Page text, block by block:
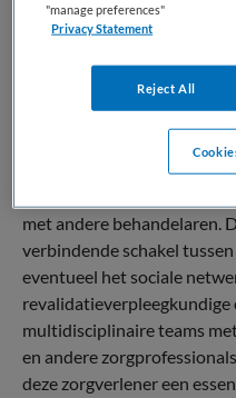
verpleegkundige
herstelprocessen en
Binnen het zorglandschap
revalidatie een centrale
specialistische revalidatie
De rol kenmerkt zich door
met andere behandelaren.
verbindende schakel
eventueel het sociale
multidisciplinaire teams
en andere
deze zorgverlener een
"manage preferences"
Privacy Statement
Reject All